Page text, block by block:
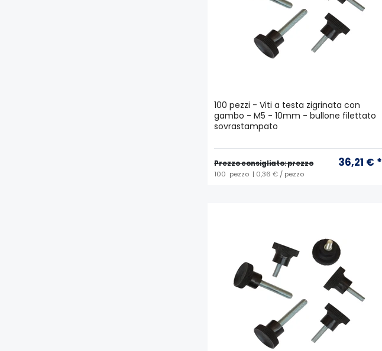
100 pezzi - Viti a testa zigrinata con
gambo - M5 - 10mm - bullone filettato
sovrastampato
Prezzo consigliato: prezzo 36,21 € *
100 pezzo | 0,36 € / pezzo